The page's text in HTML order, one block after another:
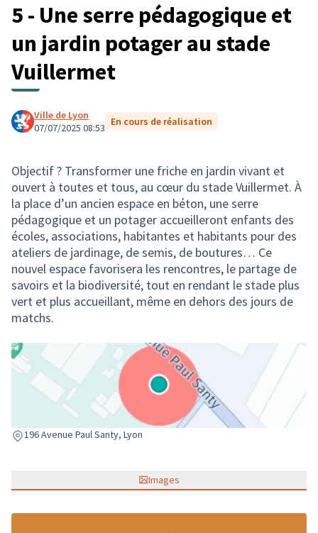
5 - Une serre pédagogique et
un jardin potager au stade
Vuillermet
Ville de Lyon
07/07/2025 08:53 En cours de réalisation
Objectif ? Transformer une friche en jardin vivant et
ouvert à toutes et tous, au cœur du stade Vuillermet. À
la place d’un ancien espace en béton, une serre
pédagogique et un potager accueilleront enfants des
écoles, associations, habitantes et habitants pour des
ateliers de jardinage, de semis, de boutures… Ce
nouvel espace favorisera les rencontres, le partage de
savoirs et la biodiversité, tout en rendant le stade plus
vert et plus accueillant, même en dehors des jours de
matchs.
196 Avenue Paul Santy, Lyon
(Lien externe)
Images